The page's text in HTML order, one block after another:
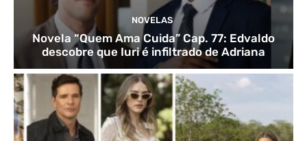
NOVELAS
Novela “Quem Ama Cuida” Cap. 77: Edvaldo
descobre que Iuri é infiltrado de Adriana